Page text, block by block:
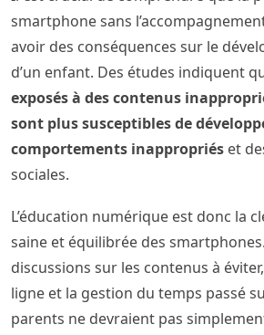
smartphone sans
avoir des conséquences sur le
d’un enfant. Des études indiquent
exposés à des contenus
sont plus susceptibles de
comportements inappropriés et
sociales.
L’éducation numérique est donc la
saine et équilibrée des
discussions sur les contenus à
ligne et la gestion du temps passé
parents ne devraient pas